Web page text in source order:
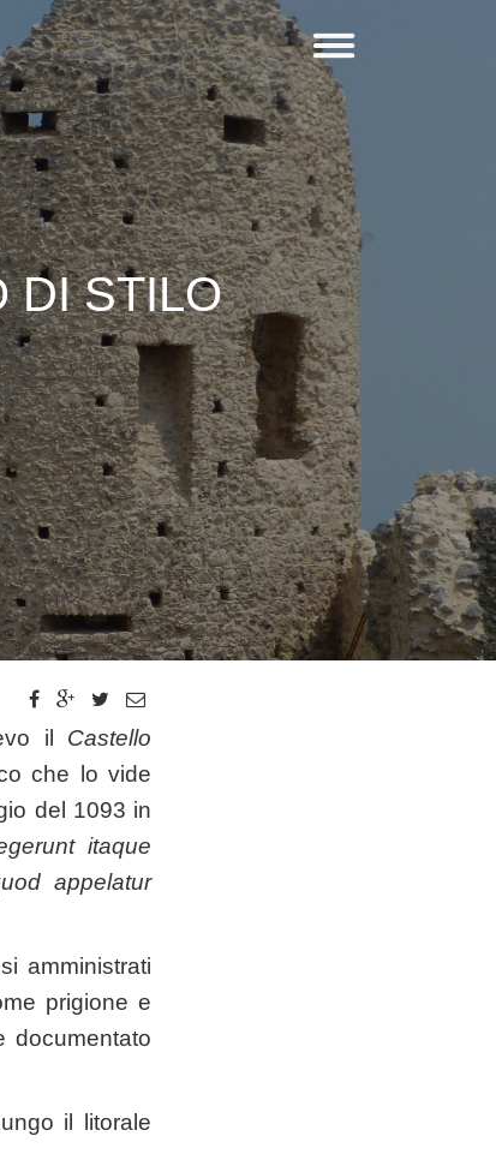
DI STILO
il Castello
che lo vide
del 1093 in
itaque
appelatur
amministrati
prigione e
documentato
il litorale